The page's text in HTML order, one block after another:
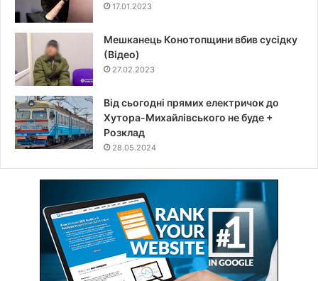
17.01.2023
Мешканець Конотопщини вбив сусідку
(Відео)
27.02.2023
Від сьогодні прямих електричок до
Хутора-Михайлівського не буде +
Розклад
28.05.2024